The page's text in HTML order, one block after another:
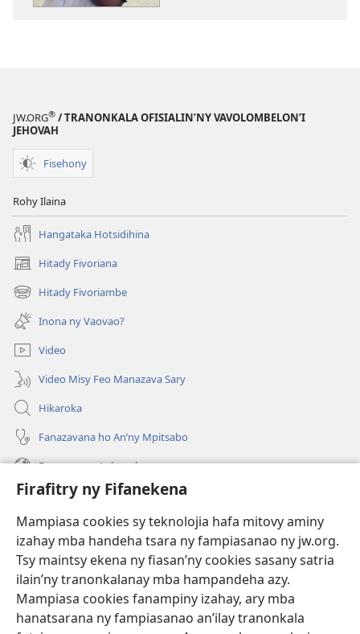
Firafitry ny Fifanekena
Mampiasa cookies sy teknolojia hafa mitovy aminy
izahay mba handeha tsara ny fampiasanao ny jw.org.
Tsy maintsy ekena ny fiasan’ny cookies sasany satria
ilain’ny tranonkalanay mba hampandeha azy.
Mampiasa cookies fanampiny izahay, ary mba
hanatsarana ny fampiasanao an’ilay tranonkala
JW.ORG® / TRANONKALA OFISIALIN’NY VAVOLOMBELON’I
JEHOVAH
Fisehony
Rohy Ilaina
Hangataka Hotsidihina
Hitady Fivoriana
(manokatra
rohy) Hitady Fivoriambe
(manokatra
rohy) Inona ny Vaovao?
Video
Video Misy Feo Manazava Sary
Hikaroka
Fanazavana ho An’ny Mpitsabo
Fanazavana Ankapobeny
Fanampiana
Fanomezana
(manokatra
rohy)
FITEHIRIZAM-BOKIN’NY Vavolombelon’i Jehovah
(manokatra
rohy)
JW Hub
(manokatra